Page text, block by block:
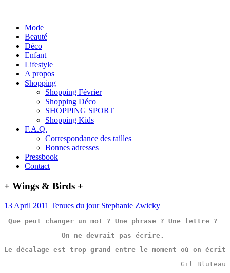
Mode
Beauté
Déco
Enfant
Lifestyle
A propos
Shopping
Shopping Février
Shopping Déco
SHOPPING SPORT
Shopping Kids
F.A.Q.
Correspondance des tailles
Bonnes adresses
Pressbook
Contact
+ Wings & Birds +
13 April 2011 Tenues du jour Stephanie Zwicky
Que peut changer un mot ? Une phrase ? Une lettre ?
On ne devrait pas écrire .
Le décalage est trop grand entre le moment où on écrit
Gil Bluteau